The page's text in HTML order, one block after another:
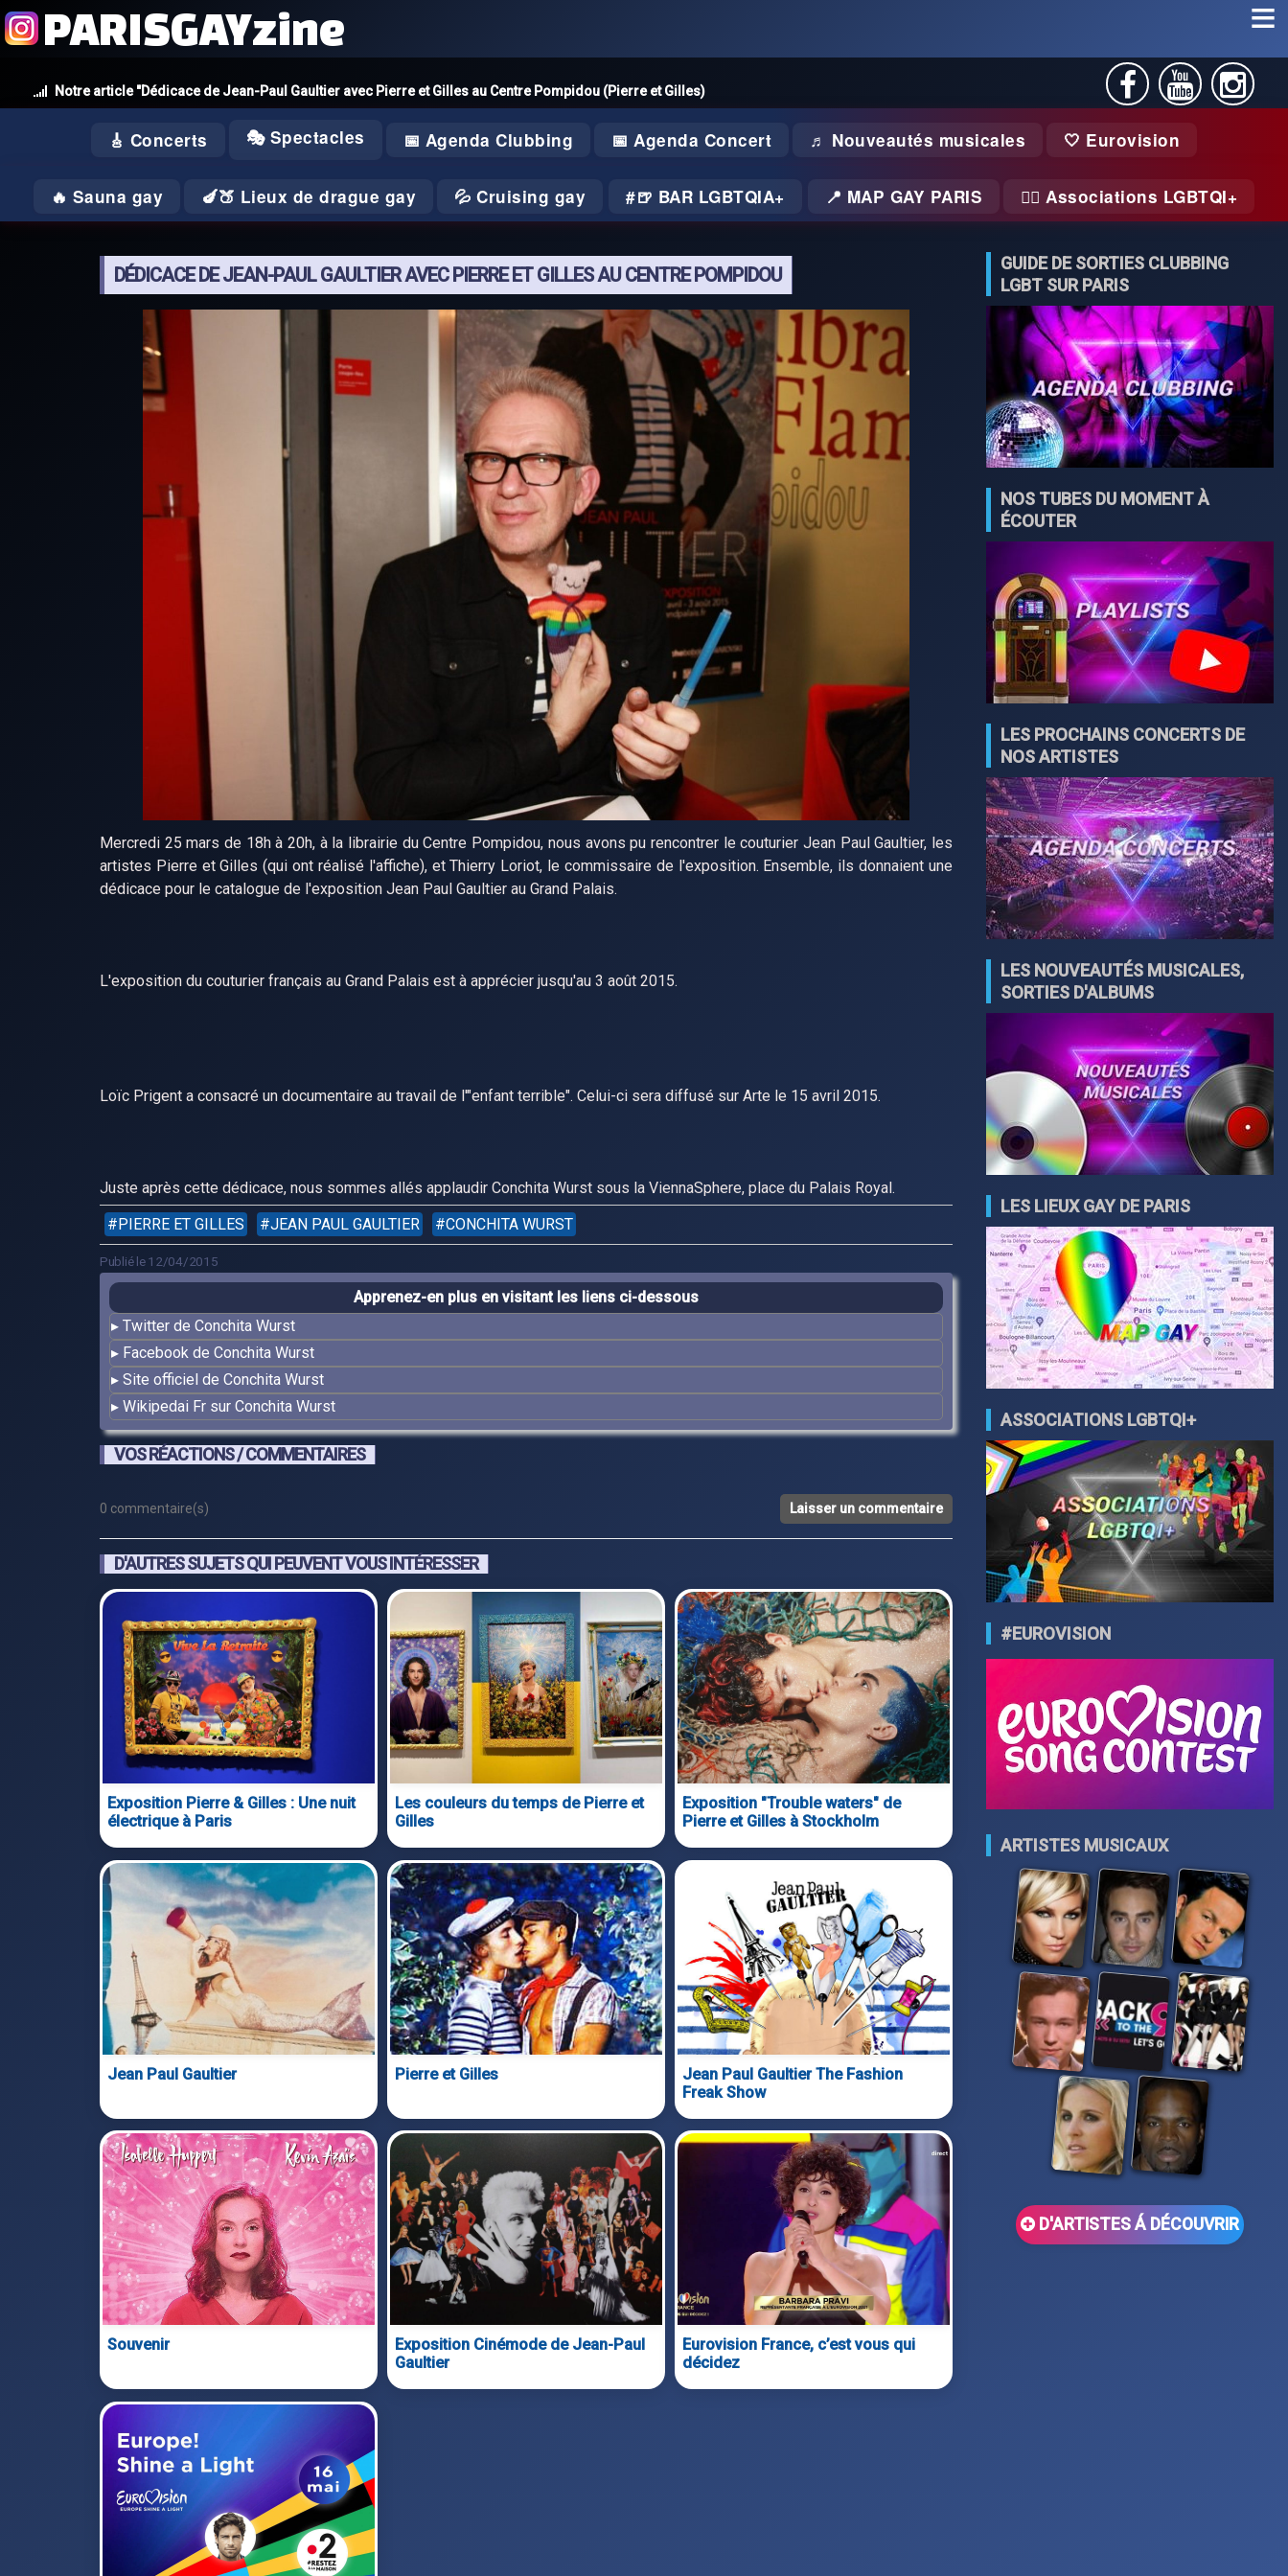
Notre article "Dédicace de Jean-Paul Gaultier avec Pierre et Gilles au Centre Pompidou (Pierre et Gilles)
PARISGAYzine
🎸 Concerts 🎭 Spectacles 📅 Agenda Clubbing 📅 Agenda Concert ♬ Nouveautés musicales 🤍 Eurovision
🔥 Sauna gay 🍆🍑 Lieux de drague gay 💦 Cruising gay 🍺 BAR LGBTQIA+ 📍 MAP GAY PARIS 🏃‍♂️ Associations LGBTQI+
DÉDICACE DE JEAN-PAUL GAULTIER AVEC PIERRE ET GILLES AU CENTRE POMPIDOU
Mercredi 25 mars de 18h à 20h, à la librairie du Centre Pompidou, nous avons pu rencontrer le couturier Jean Paul Gaultier, les
artistes Pierre et Gilles (qui ont réalisé l'affiche), et Thierry Loriot, le commissaire de l'exposition. Ensemble, ils donnaient une
dédicace pour le catalogue de l'exposition Jean Paul Gaultier au Grand Palais.
L'exposition du couturier français au Grand Palais est à apprécier jusqu'au 3 août 2015.
Loïc Prigent a consacré un documentaire au travail de l'"enfant terrible". Celui-ci sera diffusé sur Arte le 15 avril 2015.
Juste après cette dédicace, nous sommes allés applaudir Conchita Wurst sous la ViennaSphere, place du Palais Royal.
PIERRE ET GILLES
JEAN PAUL GAULTIER CONCHITA WURST
Publié le 12/04/2015
Apprenez-en plus en visitant les liens ci-dessous
Twitter de Conchita Wurst
Facebook de Conchita Wurst
Site officiel de Conchita Wurst
Wikipedai Fr sur Conchita Wurst
VOS RÉACTIONS / COMMENTAIRES
0 commentaire(s) Laisser un commentaire
D'AUTRES SUJETS QUI PEUVENT VOUS INTÉRESSER
Exposition Pierre & Gilles : Une nuit
électrique à Paris
Les couleurs du temps de Pierre et
Gilles
Exposition "Trouble waters" de
Pierre et Gilles à Stockholm
Jean Paul Gaultier Pierre et Gilles
Jean Paul Gaultier The Fashion
Freak Show
Souvenir
Exposition Cinémode de Jean-Paul
Gaultier
Eurovision France, c’est vous qui
décidez
GUIDE DE SORTIES CLUBBING
LGBT SUR PARIS
NOS TUBES DU MOMENT À
ÉCOUTER
LES PROCHAINS CONCERTS DE
NOS ARTISTES
LES NOUVEAUTÉS MUSICALES,
SORTIES D'ALBUMS
LES LIEUX GAY DE PARIS
ASSOCIATIONS LGBTQI+
#EUROVISION
ARTISTES MUSICAUX
D'ARTISTES Á DÉCOUVRIR